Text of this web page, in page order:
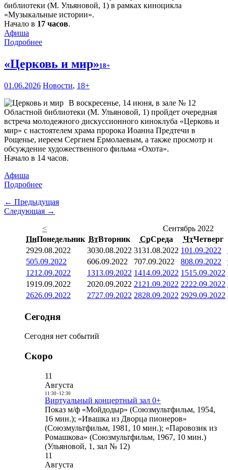
библиотеки (М. Ульяновой, 1) в рамках киноцикла
«Музыкальные истории».
Начало в 17 часов.
Афиша
Подробнее
«Церковь и мир»18+
01.06.2026 Новости, 18+
В воскресенье, 14 июня, в зале № 12
Областной библиотеки (М. Ульяновой, 1) пройдет очередная
встреча молодежного дискуссионного киноклуба «Церковь и
мир» с настоятелем храма пророка Иоанна Предтечи в
Рощенье, иереем Сергием Ермолаевым, а также просмотр и
обсуждение художественного фильма «Охота».
Начало в 14 часов.
Афиша
Подробнее
← Предыдущая
Следующая →
<
Сентябрь 2022
ПнПонедельник ВтВторник СрСреда ЧтЧетверг
2929.08.2022 3030.08.2022 3131.08.2022 101.09.2022
505.09.2022 606.09.2022 707.09.2022 808.09.2022
1212.09.2022 1313.09.2022 1414.09.2022 1515.09.2022
1919.09.2022 2020.09.2022 21 21.09.2022 2222.09.2022
2626.09.2022 2727.09.2022 2828.09.2022 2929.09.2022
Сегодня
Сегодня нет событий
Скоро
11
Августа
11:30- 12:30
Виртуальный концертный зал 0+
Показ м/ф «Мойдодыр» (Союзмультфильм, 1954,
16 мин.); «Ивашка из Дворца пионеров»
(Союзмультфильм, 1981, 10 мин.); «Паровозик из
Ромашкова» (Союзмультфильм, 1967, 10 мин.)
(Ульяновой, 1, зал № 12)
11
Августа